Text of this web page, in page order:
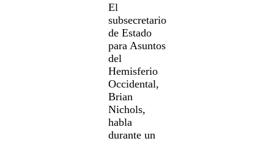
El
subsecretario
de Estado
para Asuntos
del
Hemisferio
Occidental,
Brian
Nichols,
habla
durante un